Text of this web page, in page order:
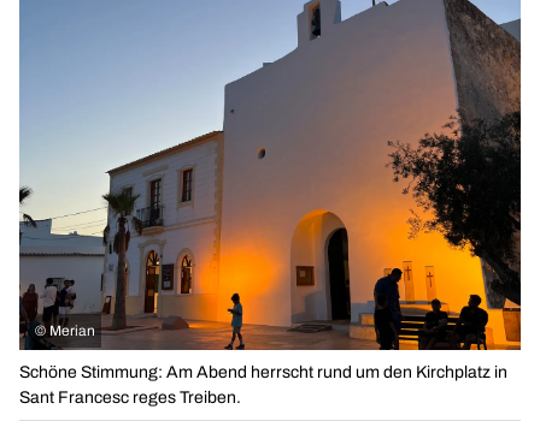
© Merian
Schöne Stimmung: Am Abend herrscht rund um den Kirchplatz in
Sant Francesc reges Treiben.